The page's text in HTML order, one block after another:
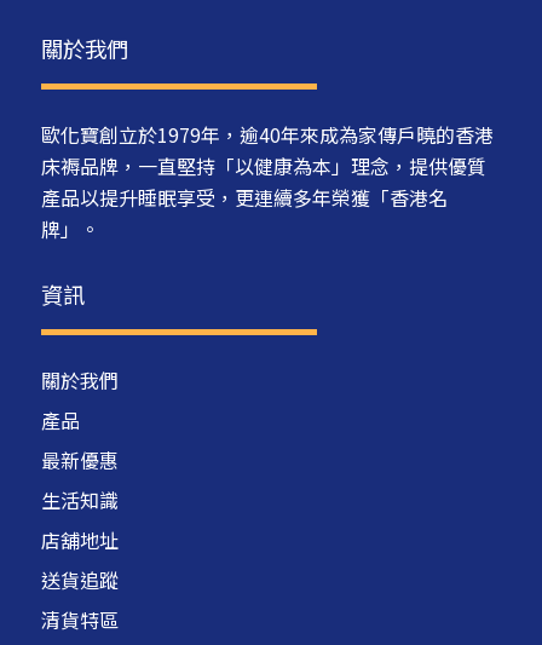
關於我們
歐化寶創立於1979年，逾40年來成為家傳戶曉的香港
床褥品牌，一直堅持「以健康為本」理念，提供優質
產品以提升睡眠享受，更連續多年榮獲「香港名
牌」。
資訊
關於我們
產品
最新優惠
生活知識
店舖地址
送貨追蹤
清貨特區